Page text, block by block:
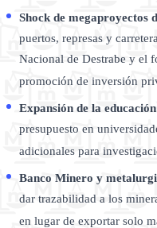
Shock de megaproyectos
puertos, represas y
Nacional de Destrabe y el
promoción de inversión
Expansión de la
presupuesto en
adicionales para
Banco Minero y
dar trazabilidad a los
en lugar de exportar solo